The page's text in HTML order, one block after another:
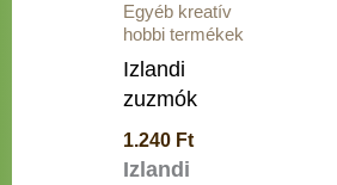
Egyéb kreatív
hobbi termékek
Izlandi
zuzmók
1.240 Ft
Izlandi
változatok
a
termékoldalon
választhatók
ki